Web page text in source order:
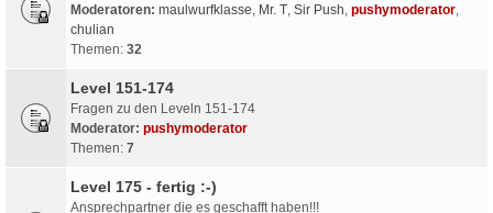
Moderatoren: maulwurfklasse, Mr. T, Sir Push, pushymoderator,
chulian
Themen: 32
Level 151-174
Fragen zu den Leveln 151-174
Moderator: pushymoderator
Themen: 7
Level 175 - fertig :-)
Ansprechpartner die es geschafft haben!!!